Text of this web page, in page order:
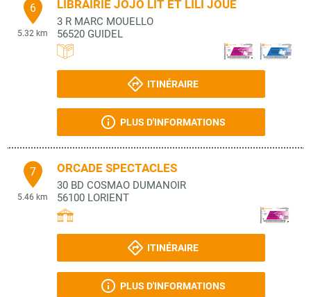
6
5.32 km
LIBRAIRIE JOJO LIT ET LILI JOUE
3 R MARC MOUELLO
56520 GUIDEL
ITINÉRAIRE
PLUS D'INFORMATIONS
7
5.46 km
ORCADE SPECTACLES
30 BD COSMAO DUMANOIR
56100 LORIENT
ITINÉRAIRE
PLUS D'INFORMATIONS